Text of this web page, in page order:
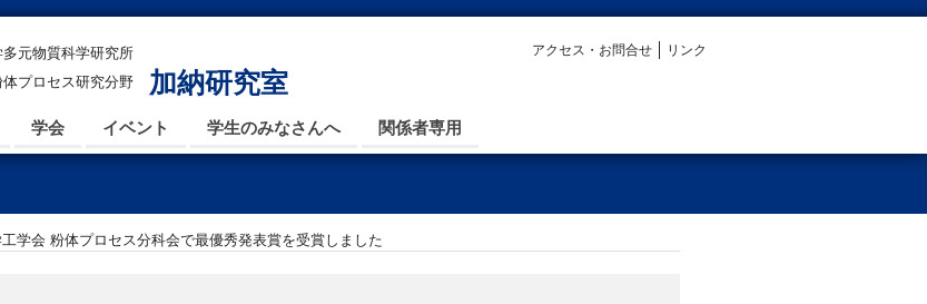
元物質科学研究所
プロセス研究分野
加納研究室
学会 イベント 学生のみなさんへ 関係者専用
アクセス・お問合せ リンク
学会 粉体プロセス分科会で最優秀発表賞を受賞しました